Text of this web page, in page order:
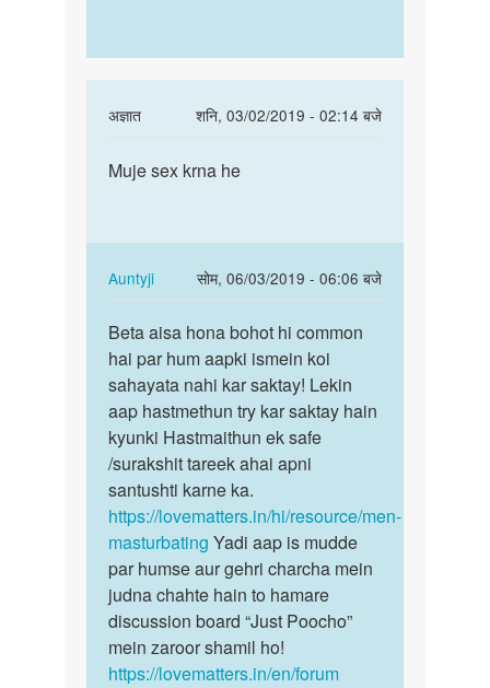
अज्ञात
शनि, 03/02/2019 - 02:14 बजे
In
to
Karna
he
by
Pritam
yadav
Muje
he
Muje sex krna he
Auntyji
सोम, 06/03/2019 - 06:06 बजे
In
reply
to
Muje
sex
krna
he
by
अज्ञात
Beta
aisa
hona
bohot
hi…
Beta aisa hona bohot hi common
hai par hum aapki ismein koi
sahayata nahi kar saktay! Lekin
aap hastmethun try kar saktay hain
kyunki Hastmaithun ek safe
/surakshit tareek ahai apni
santushti karne ka.
https://lovematters.in/hi/resource/men-
masturbating Yadi aap is mudde
par humse aur gehri charcha mein
judna chahte hain to hamare
discussion board “Just Poocho”
mein zaroor shamil ho!
https://lovematters.in/en/forum